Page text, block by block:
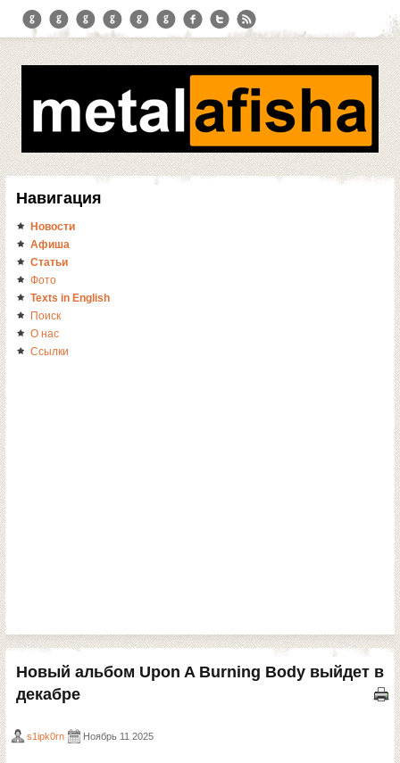
Навигация
Новости
Афиша
Статьи
Фото
Texts in English
Поиск
О нас
Ссылки
Новый альбом Upon A Burning Body выйдет в
декабре
s1ipk0rn Ноябрь 11 2025